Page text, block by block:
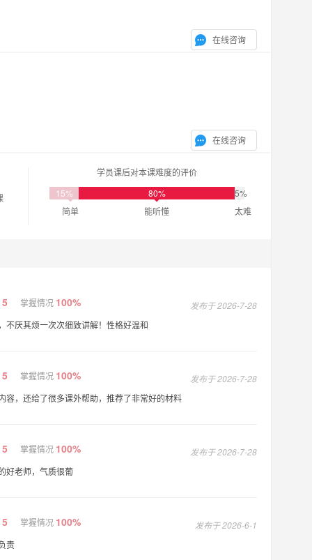
在线咨询
在线咨询
学员课后对本课难度的评价
15%
简单
80%
能听懂
5%
太难
5 掌握情况 100%
发布于 2026-7-28
不厌其烦一次次细致讲解！性格好温和
5 掌握情况 100%
发布于 2026-7-28
容，还给了很多课外帮助，推荐了非常好的材料
5 掌握情况 100%
发布于 2026-7-28
好老师，气质很葡
5 掌握情况 100%
发布于 2026-6-1
责